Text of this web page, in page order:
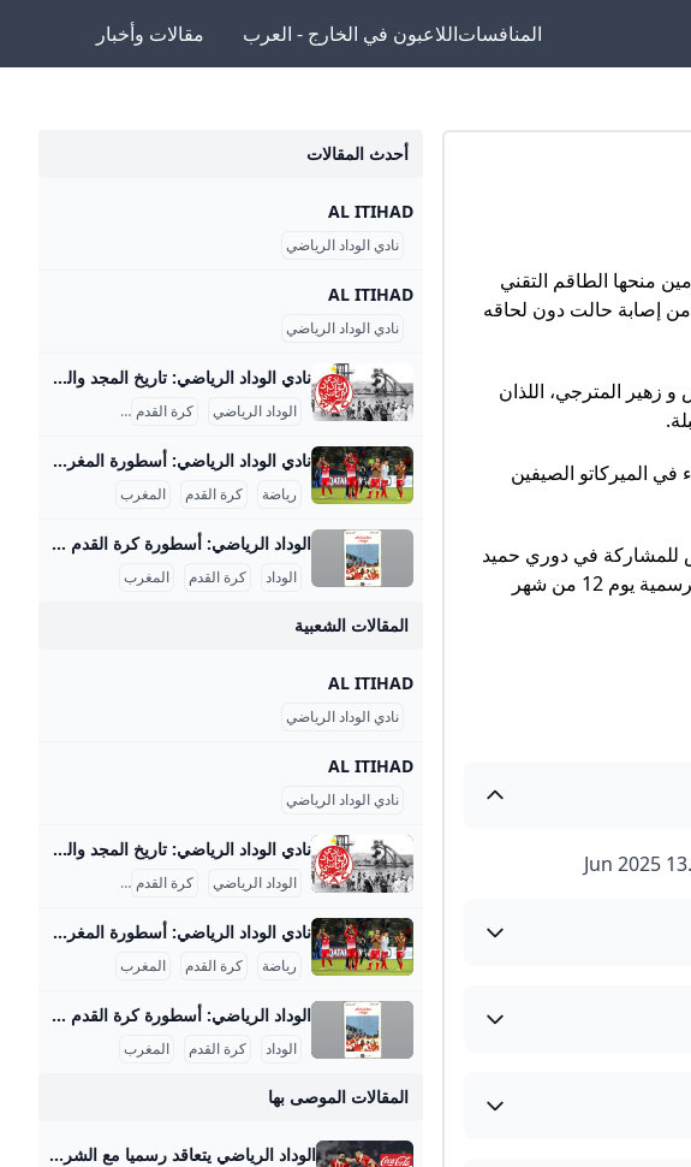
المنافساتاللاعبون في الخارج - العرب مقالات وأخبار
استمرت يومين منحها الطاقم التقني
من إصابة حالت دون لحاقه
زهير المترجي، اللذان
الميركاتو الصيفين
للمشاركة في دوري حميد
الهزاز، الذي يشكل فرصة للفريق الأحمر لتجربة اللاعبين وتعزيز الانسجام بين عناصره قبل استئناف المنافسات الرسمية يوم 12 من شهر
أحدث المقالات
AL ITIHAD
نادي الوداد الرياضي
AL ITIHAD
نادي الوداد الرياضي
نادي الوداد الرياضي: تاريخ المجد والبطولات نادي الوداد الرياضي، أو كما يُعرف بالوداد البيضاوي، هو واحد من أعرق وأشهر الأندية الرياضية في المغرب وأفريقيا، تأسس في 8 مايو 1937 بالدار البيضاء على يد سبعة مؤسسين من بينهم محمد بنجلون التويمي والأب جيكو. بدأ النادي نشاطه بفريق لكرة الماء ثم سرعان ما توسعت فروعه التي شملت كرة السلة في 1938، وبعدها تأسس فريق كرة القدم في 1939 الذي أصبح الفرع الأكثر شهرة وتأثيرًا. منذ البداية، لم يكن الوداد مجرد نادٍ رياضي بل كان رمزًا للمقاومة الوطنية ضد الاحتلال الفرنسي؛ إذ جمع المغاربة في مواجهة الاستعمار عبر الرياضة، خصوصًا كرة القدم، التي كانت تعبيرًا عن الوحدة الوطنية ومجالًا للاحتجاج السلمي.
الوداد الرياضي كرة القدم
نادي الوداد الرياضي: أسطورة المغرب الكروية نادي الوداد الرياضي هو أحد أعظم وأشهر الأندية في المغرب وإفريقيا، ويحمل تاريخاً حافلاً بالإنجازات التي جعلته رمزاً رياضياً ووطنياً كبيراً. تأسس في 8 مايو 1937 بمدينة الدار البيضاء على يد مجموعة من الشباب المغاربة بينهم محمد بنجلون التويمي الذي اختار اسم النادي وشعاره وألوانه لتعبر عن التآخي والتضامن الوطني، حيث اختير شعار على شكل قلب محاط بالألوان الوطنية الأحمر والأخضر وزيه الأحمر والأبيض رمزاً للدم والحليب. بدأ النادي في كرة الماء سنة 1937 ثم توسع ليشمل كرة السلة عام 1938 وكرة القدم عام 1939، وكان الأب جيكو (محمد بن الحسن العفاني) هو المؤسس والمدرب لفريق كرة القدم، فيما توالت إنشاء فروع رياضية أخرى.
رياضة كرة القدم المغرب
الوداد الرياضي: أسطورة كرة القدم المغربية { “title”: “نادي الوداد الرياضي: تاريخ عريق وإنجازات قارية”, “slug”: “nadi-al-wydad-ar-riyadi-tarikh-wa-injazat”, “subtitle”: “رحلة نادي الوداد الرياضي من التأسيس إلى القمة القارية”, “description”: “اكتشف تاريخ نادي الوداد الرياضي العريق، إنجازاته الكبيرة داخل المغرب وخارجه، وأبرز محطاته مثل الفوز بدوري أبطال إفريقيا 3 مرات، وأبرز لاعبيه الأسطوريين.”, “keywords”: “نادي الوداد الرياضي”, “إنجازات الوداد”, “تاريخ الوداد”, “tags”: “كرة القدم”, “الوداد الرياضي”, “البطولات الأفريقية” }نادي الوداد الرياضي، المعروف اختصاراً بالوداد، هو أحد أعرق وأبرز الأندية الرياضية في المغرب وإفريقيا، تأسس في 8 مايو 1937 بمدينة الدار البيضاء على يد مجموعة من الرواد بقيادة محمد بنجلون التومي.
الوداد كرة القدم المغرب
المقالات الشعبية
AL ITIHAD
نادي الوداد الرياضي
AL ITIHAD
نادي الوداد الرياضي
نادي الوداد الرياضي: تاريخ المجد والبطولات نادي الوداد الرياضي، أو كما يُعرف بالوداد البيضاوي، هو واحد من أعرق وأشهر الأندية الرياضية في المغرب وأفريقيا، تأسس في 8 مايو 1937 بالدار البيضاء على يد سبعة مؤسسين من بينهم محمد بنجلون التويمي والأب جيكو. بدأ النادي نشاطه بفريق لكرة الماء ثم سرعان ما توسعت فروعه التي شملت كرة السلة في 1938، وبعدها تأسس فريق كرة القدم في 1939 الذي أصبح الفرع الأكثر شهرة وتأثيرًا. منذ البداية، لم يكن الوداد مجرد نادٍ رياضي بل كان رمزًا للمقاومة الوطنية ضد الاحتلال الفرنسي؛ إذ جمع المغاربة في مواجهة الاستعمار عبر الرياضة، خصوصًا كرة القدم، التي كانت تعبيرًا عن الوحدة الوطنية ومجالًا للاحتجاج السلمي.
الوداد الرياضي كرة القدم
نادي الوداد الرياضي: أسطورة المغرب الكروية نادي الوداد الرياضي هو أحد أعظم وأشهر الأندية في المغرب وإفريقيا، ويحمل تاريخاً حافلاً بالإنجازات التي جعلته رمزاً رياضياً ووطنياً كبيراً. تأسس في 8 مايو 1937 بمدينة الدار البيضاء على يد مجموعة من الشباب المغاربة بينهم محمد بنجلون التويمي الذي اختار اسم النادي وشعاره وألوانه لتعبر عن التآخي والتضامن الوطني، حيث اختير شعار على شكل قلب محاط بالألوان الوطنية الأحمر والأخضر وزيه الأحمر والأبيض رمزاً للدم والحليب. بدأ النادي في كرة الماء سنة 1937 ثم توسع ليشمل كرة السلة عام 1938 وكرة القدم عام 1939، وكان الأب جيكو (محمد بن الحسن العفاني) هو المؤسس والمدرب لفريق كرة القدم، فيما توالت إنشاء فروع رياضية أخرى.
رياضة كرة القدم المغرب
الوداد الرياضي: أسطورة كرة القدم المغربية { “title”: “نادي الوداد الرياضي: تاريخ عريق وإنجازات قارية”, “slug”: “nadi-al-wydad-ar-riyadi-tarikh-wa-injazat”, “subtitle”: “رحلة نادي الوداد الرياضي من التأسيس إلى القمة القارية”, “description”: “اكتشف تاريخ نادي الوداد الرياضي العريق، إنجازاته الكبيرة داخل المغرب وخارجه، وأبرز محطاته مثل الفوز بدوري أبطال إفريقيا 3 مرات، وأبرز لاعبيه الأسطوريين.”, “keywords”: “نادي الوداد الرياضي”, “إنجازات الوداد”, “تاريخ الوداد”, “tags”: “كرة القدم”, “الوداد الرياضي”, “البطولات الأفريقية” }نادي الوداد الرياضي، المعروف اختصاراً بالوداد، هو أحد أعرق وأبرز الأندية الرياضية في المغرب وإفريقيا، تأسس في 8 مايو 1937 بمدينة الدار البيضاء على يد مجموعة من الرواد بقيادة محمد بنجلون التومي.
الوداد كرة القدم المغرب
المقالات الموصى بها
الوداد الرياضي يتعاقد رسميا مع الشركة الأمريكية كوكاكولا ‘تعاقد نادي الوداد الرياضي مع الشركة الأمريكية الرائدة في المشروبات الغازية “كوكاكولا” لتلتحق بقائمة رعاة الفريق الأحمر، بموجب عقد يمتد لثلاث سنوات.’ بواسطةزكرياء نايت همو7 سبتمبر، 2025